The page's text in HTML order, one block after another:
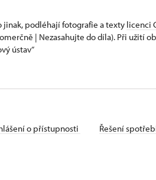
jinak, podléhají fotografie a texty licenci
| Nezasahujte do díla). Při užití
ústav“
o přístupnosti Řešení